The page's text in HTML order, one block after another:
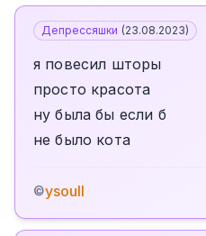
Депрессяшки (23.08.2023)
я повесил шторы
просто красота
ну была бы если б
не было кота
©ysoull